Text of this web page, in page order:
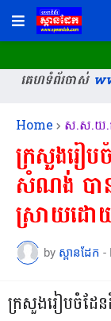
គេហទំព័រចាស់
Home ស.ស.យ
ក្រសួងរៀប
សំណង់ បា
ស្រាយដោ
ផ្សារ
សាឡាង ស
រាជធានីភ្នំ
by ស្ពានដែក -
ក្រសួងរៀបចំដ